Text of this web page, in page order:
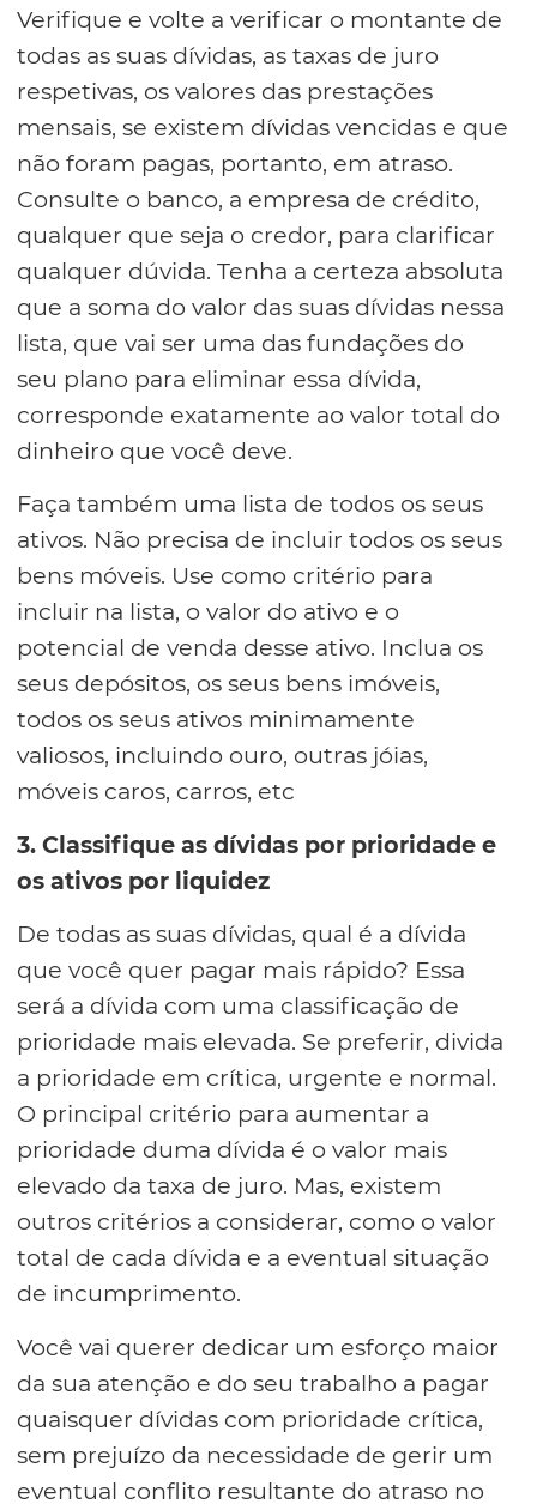
Verifique e volte a verificar o montante de
todas as suas dívidas, as taxas de juro
respetivas, os valores das prestações
mensais, se existem dívidas vencidas e que
não foram pagas, portanto, em atraso.
Consulte o banco, a empresa de crédito,
qualquer que seja o credor, para clarificar
qualquer dúvida. Tenha a certeza absoluta
que a soma do valor das suas dívidas nessa
lista, que vai ser uma das fundações do
seu plano para eliminar essa dívida,
corresponde exatamente ao valor total do
dinheiro que você deve.
Faça também uma lista de todos os seus
ativos. Não precisa de incluir todos os seus
bens móveis. Use como critério para
incluir na lista, o valor do ativo e o
potencial de venda desse ativo. Inclua os
seus depósitos, os seus bens imóveis,
todos os seus ativos minimamente
valiosos, incluindo ouro, outras jóias,
móveis caros, carros, etc
3. Classifique as dívidas por prioridade e
os ativos por liquidez
De todas as suas dívidas, qual é a dívida
que você quer pagar mais rápido? Essa
será a dívida com uma classificação de
prioridade mais elevada. Se preferir, divida
a prioridade em crítica, urgente e normal.
O principal critério para aumentar a
prioridade duma dívida é o valor mais
elevado da taxa de juro. Mas, existem
outros critérios a considerar, como o valor
total de cada dívida e a eventual situação
de incumprimento.
Você vai querer dedicar um esforço maior
da sua atenção e do seu trabalho a pagar
quaisquer dívidas com prioridade crítica,
sem prejuízo da necessidade de gerir um
eventual conflito resultante do atraso no